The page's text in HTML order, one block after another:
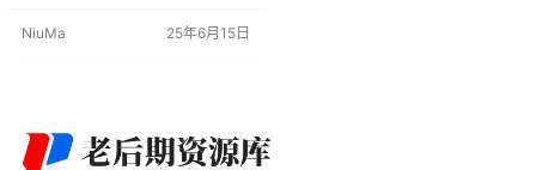
包或其他东西。我想，如果有一种
本的V1.1： Blender文件包括以下资
源： 路灯导…
NiuMa 25年6月15日